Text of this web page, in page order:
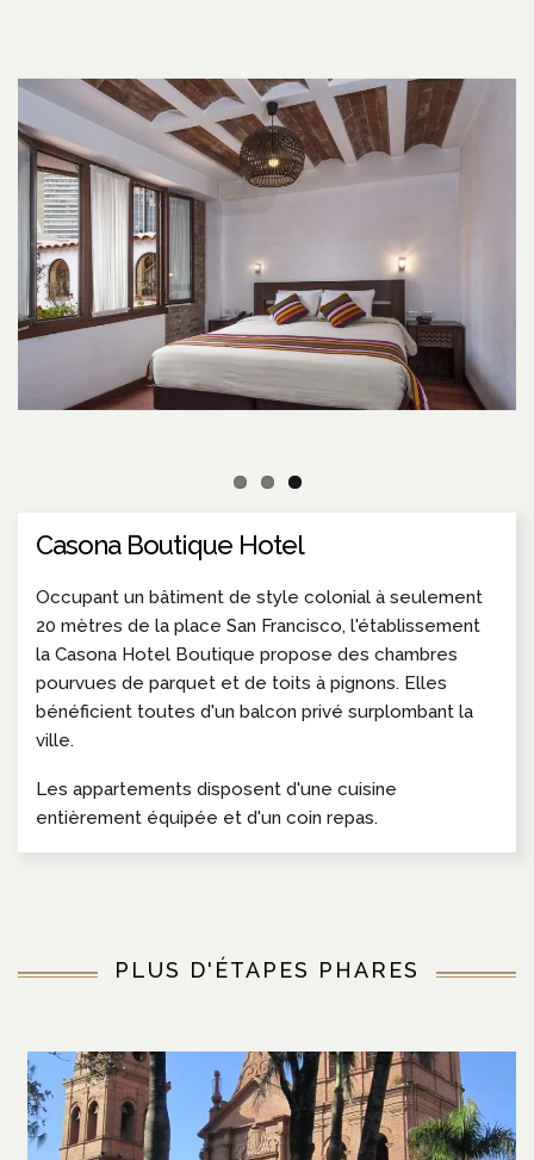
Casona Boutique Hotel
Occupant un bâtiment de style colonial à seulement
20 mètres de la place San Francisco, l'établissement
la Casona Hotel Boutique propose des chambres
pourvues de parquet et de toits à pignons. Elles
bénéficient toutes d'un balcon privé surplombant la
ville.
Les appartements disposent d'une cuisine
entièrement équipée et d'un coin repas.
PLUS D'ÉTAPES PHARES